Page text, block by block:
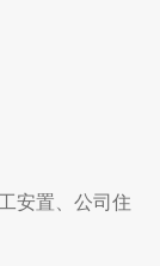
安置、公司住